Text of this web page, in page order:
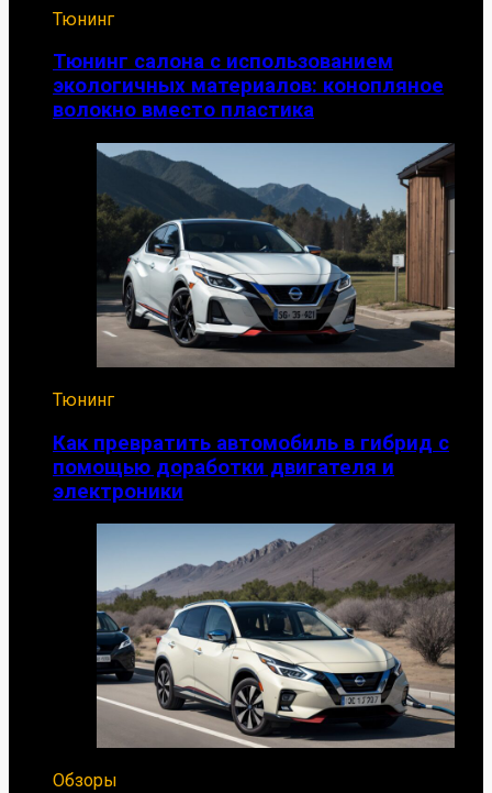
Тюнинг
Тюнинг салона с использованием
экологичных материалов: конопляное
волокно вместо пластика
Тюнинг
Как превратить автомобиль в гибрид с
помощью доработки двигателя и
электроники
Обзоры